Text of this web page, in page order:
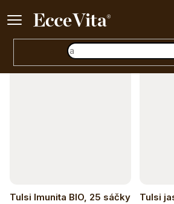
Ke každému nákupu nad 500 Kč
z
n
u
V
r
Tulsi Imunita BIO, 25 sáčky Tulsi